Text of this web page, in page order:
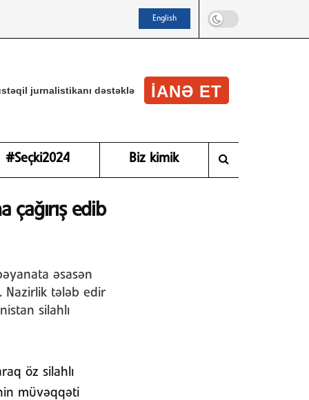
English
jurnalistikanı dəstəklə IANƏ ET
#Seçki2024 Biz kimik
çağırış edib
əsasən
Nazirlik tələb edir
silahlı
öz silahlı
müvəqqəti